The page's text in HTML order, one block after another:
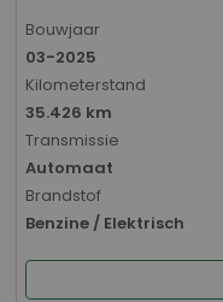
Bouwjaar
03-2025
Kilometerstand
35.426 km
Transmissie
Automaat
Brandstof
Benzine / Elektrisch